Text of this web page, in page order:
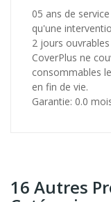
05 ans de
qu'une
2 jours
CoverPlus ne
consommables
en fin de vie.
Garantie: 0.0
16 Autres